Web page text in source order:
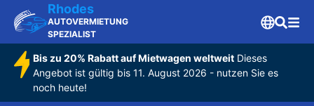
Rhodes
AUTOVERMIETUNG
SPEZIALIST
Bis zu 20% Rabatt auf Mietwagen weltweitDieses
Angebot ist gültig bis 11. August 2026 - nutzen Sie es
noch heute!